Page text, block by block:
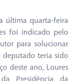
última quarta-feira
foi indicado pelo
para solucionar
deputado teria sido
deste ano, Loures
Presidência da